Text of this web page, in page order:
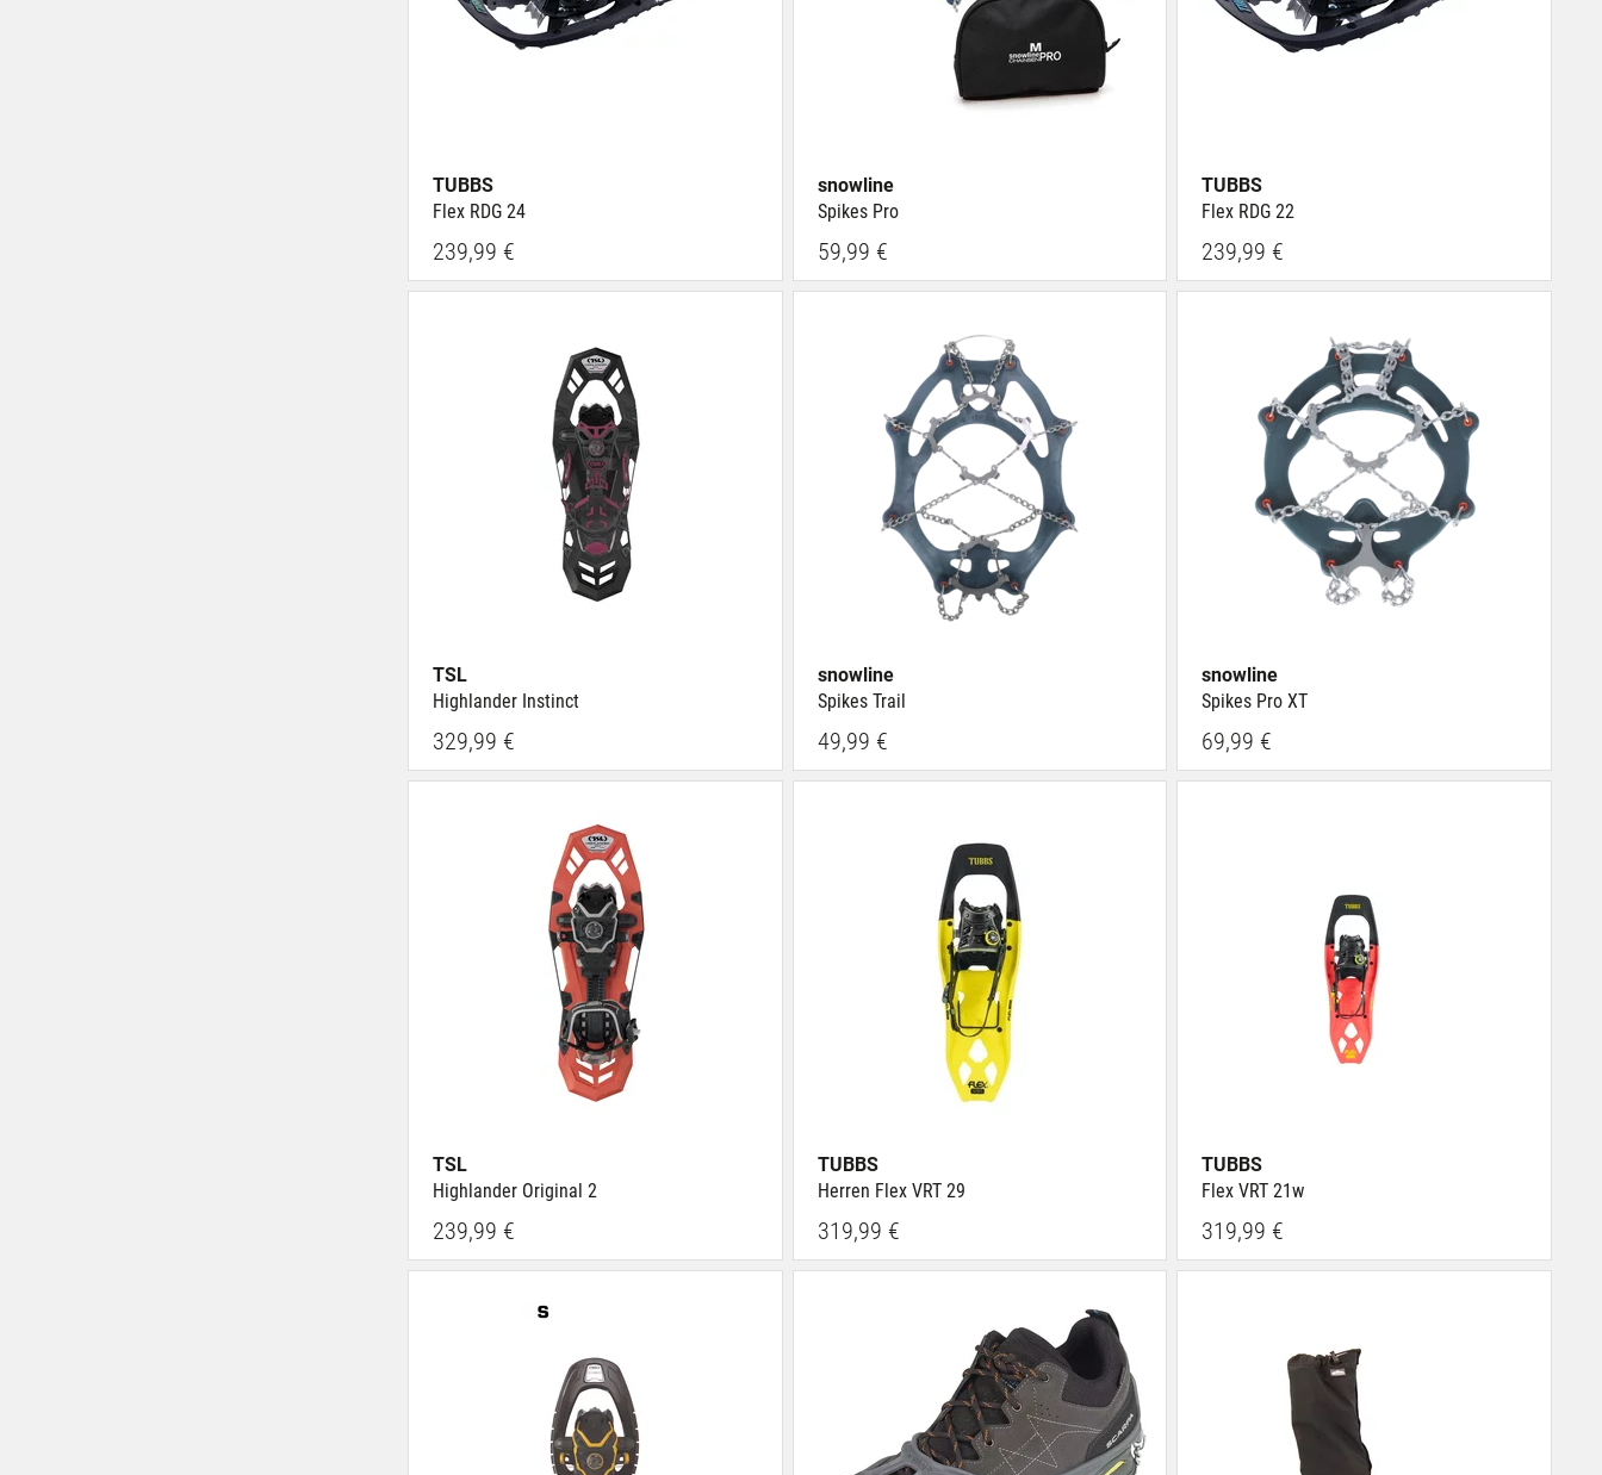
TUBBS
Flex RDG 24
239,99 €
snowline
Spikes Pro
59,99 €
TUBBS
Flex RDG 22
239,99 €
TSL
Highlander Instinct
329,99 €
snowline
Spikes Trail
49,99 €
snowline
Spikes Pro XT
69,99 €
TSL
Highlander Original 2
239,99 €
TUBBS
Herren Flex VRT 29
319,99 €
TUBBS
Flex VRT 21w
319,99 €